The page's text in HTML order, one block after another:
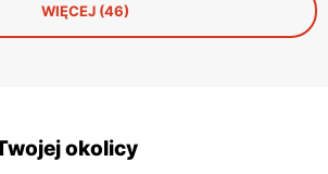
WIĘCEJ (46)
okolicy